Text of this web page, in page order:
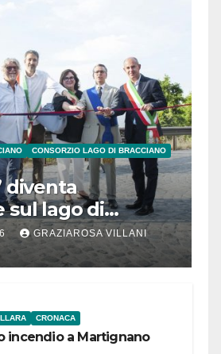
CONSORZIO LAGO DI BRACCIANO
diventa
sul lago di
ieriGRAZIAROSA VILLANI
CRONACA
incendio a Martignano